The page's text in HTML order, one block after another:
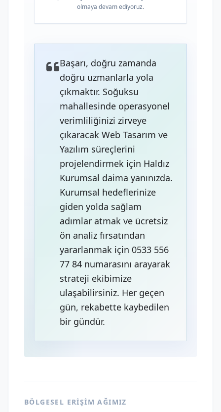
olmaya devam ediyoruz.
Başarı, doğru zamanda
doğru uzmanlarla yola
çıkmaktır. Soğuksu
mahallesinde operasyonel
verimliliğinizi zirveye
çıkaracak Web Tasarım ve
Yazılım süreçlerini
projelendirmek için Haldız
Kurumsal daima yanınızda.
Kurumsal hedeflerinize
giden yolda sağlam
adımlar atmak ve ücretsiz
ön analiz fırsatından
yararlanmak için 0533 556
77 84 numarasını arayarak
strateji ekibimize
ulaşabilirsiniz. Her geçen
gün, rekabette kaybedilen
bir gündür.
BÖLGESEL ERIŞIM AĞIMIZ